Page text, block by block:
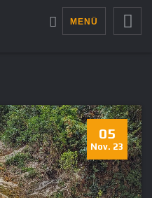
MENÜ
05
Nov. 23